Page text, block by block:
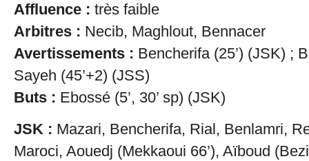
Affluence : très faible
Arbitres : Necib, Maghlout, Bennacer
Avertissements : Bencherifa (25’) (JSK) ;
Sayeh (45’+2) (JSS)
Buts : Ebossé (5’, 30’ sp) (JSK)
JSK : Mazari, Bencherifa, Rial, Benlamri,
Maroci, Aouedj (Mekkaoui 66’), Aïboud